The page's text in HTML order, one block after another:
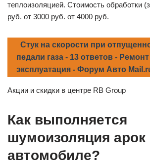
теплоизоляцией. Стоимость обработки
руб. от 3000 руб. от 4000 руб.
Стук на скорости при
педали газа - 13 ответов -
эксплуатация - Форум Авто
Акции и скидки в центре RB Group
Как выполняется
шумоизоляция арок
автомобиле?